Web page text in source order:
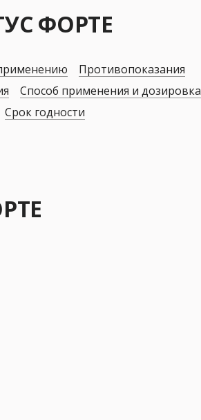
ФОРТЕ
Противопоказания
Способ применения и дозировка
Срок годности